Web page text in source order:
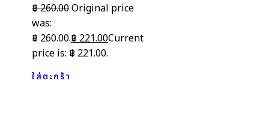
฿260.00Original price
was:
฿ 260.00.฿ 221.00Current
price is: ฿ 221.00.
ใส่ตะกร้า